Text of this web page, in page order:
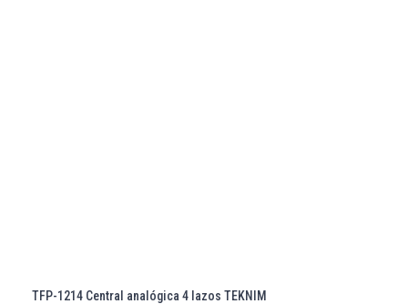
TFP-1214 Central analógica 4 lazos TEKNIM